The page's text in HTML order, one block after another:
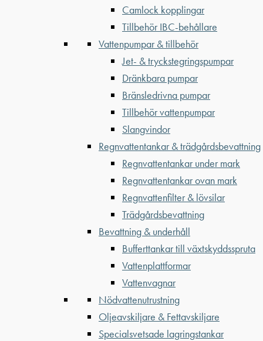
Camlock kopplingar
Tillbehör IBC-behållare
Vattenpumpar & tillbehör
Jet- & tryckstegringspumpar
Dränkbara pumpar
Bränsledrivna pumpar
Tillbehör vattenpumpar
Slangvindor
Regnvattentankar & trädgårdsbevattning
Regnvattentankar under mark
Regnvattentankar ovan mark
Regnvattenfilter & lövsilar
Trädgårdsbevattning
Bevattning & underhåll
Bufferttankar till växtskyddsspruta
Vattenplattformar
Vattenvagnar
Nödvattenutrustning
Oljeavskiljare & Fettavskiljare
Specialsvetsade lagringstankar